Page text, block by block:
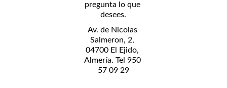
pregunta lo que
desees.
Av. de Nicolas
Salmeron, 2,
04700 El Ejido,
Almería. Tel 950
57 09 29